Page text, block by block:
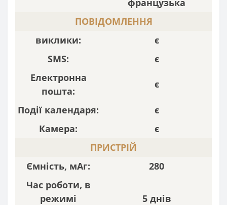
ПОВІДОМЛЕННЯ
виклики:
є
SMS:
є
Електронна
пошта:
є
Події календаря:
є
Камера:
є
ПРИСТРІЙ
Ємність, мАг:
280
Час роботи, в
режимі
5 днів